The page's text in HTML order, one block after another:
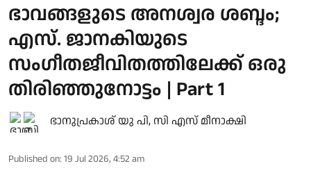
ഭാവങ്ങളുടെ അനശ്വര ശബ്ദം;
എസ്. ജാനകിയുടെ
സംഗീതജീവിതത്തിലേക്ക് ഒരു
തിരിഞ്ഞുനോട്ടം | Part 1
ഭാനുപ്രകാശ് യു പി, സി എസ് മീനാക്ഷി
Published on: 19 Jul 2026, 4:52 am